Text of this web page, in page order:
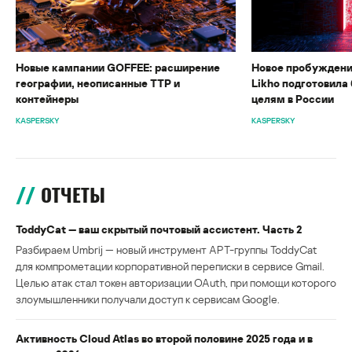
Новые кампании GOFFEE: расширение
географии, неописанные TTP и
контейнеры
KASPERSKY
Новое
Likho
целям в России
KASPERSKY
ОТЧЕТЫ
ToddyCat — ваш скрытый почтовый ассистент. Часть 2
Разбираем Umbrij — новый инструмент APT-группы ToddyCat
для компрометации корпоративной переписки в сервисе Gmail.
Целью атак стал токен авторизации OAuth, при помощи которого
злоумышленники получали доступ к сервисам Google.
Активность Cloud Atlas во второй половине 2025 года и в